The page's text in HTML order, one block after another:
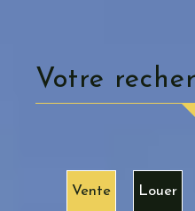
Votre
Vente Louer